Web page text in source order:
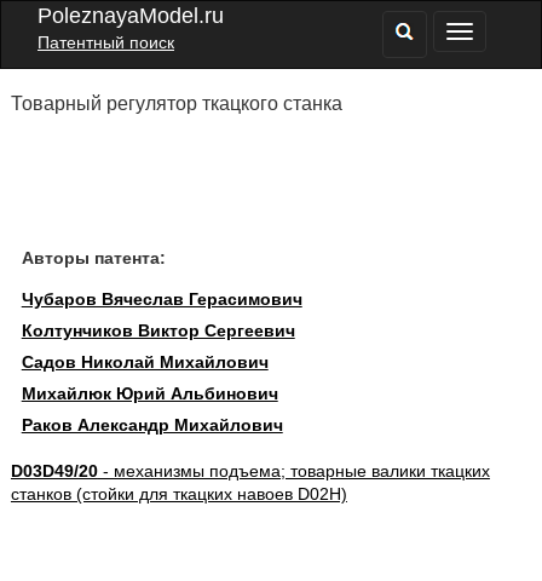
PoleznayaModel.ru
Патентный поиск
Товарный регулятор ткацкого станка
Авторы патента:
Чубаров Вячеслав Герасимович
Колтунчиков Виктор Сергеевич
Садов Николай Михайлович
Михайлюк Юрий Альбинович
Раков Александр Михайлович
D03D49/20- механизмы подъема; товарные валики ткацких
станков (стойки для ткацких навоев D02H)